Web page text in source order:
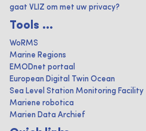
gaat VLIZ om met uw privacy?
Tools ...
WoRMS
Marine Regions
EMODnet portaal
European Digital Twin Ocean
Sea Level Station Monitoring Facility
Mariene robotica
Marien Data Archief